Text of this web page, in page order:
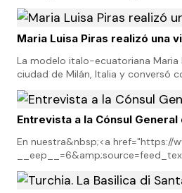
Maria Luisa Piras realizó una
La modelo italo-ecuatoriana Maria
ciudad de Milán, Italia y conversó
Entrevista a la Cónsul
En nuestra&nbsp;<a href="https://